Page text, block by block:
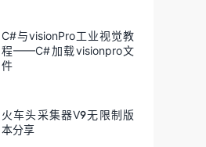
C#与visionPro工业视觉教
程——C#加载visionpro文
件
火车头采集器V9无限制版
本分享